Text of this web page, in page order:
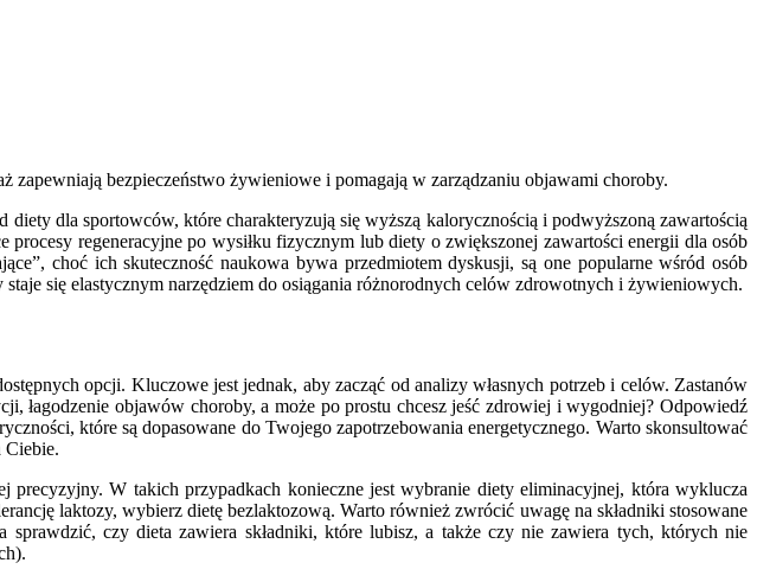
bezpieczeństwo żywieniowe i pomagają w zarządzaniu objawami choroby.
dla sportowców, które charakteryzują się wyższą kalorycznością i podwyższoną zawartością
regeneracyjne po wysiłku fizycznym lub diety o zwiększonej zawartości energii dla osób
choć ich skuteczność naukowa bywa przedmiotem dyskusji, są one popularne wśród osób
się elastycznym narzędziem do osiągania różnorodnych celów zdrowotnych i żywieniowych.
opcji. Kluczowe jest jednak, aby zacząć od analizy własnych potrzeb i celów. Zastanów
łagodzenie objawów choroby, a może po prostu chcesz jeść zdrowiej i wygodniej? Odpowiedź
które są dopasowane do Twojego zapotrzebowania energetycznego. Warto skonsultować
Ciebie.
precyzyjny. W takich przypadkach konieczne jest wybranie diety eliminacyjnej, która wyklucza
laktozy, wybierz dietę bezlaktozową. Warto również zwrócić uwagę na składniki stosowane
czy dieta zawiera składniki, które lubisz, a także czy nie zawiera tych, których nie